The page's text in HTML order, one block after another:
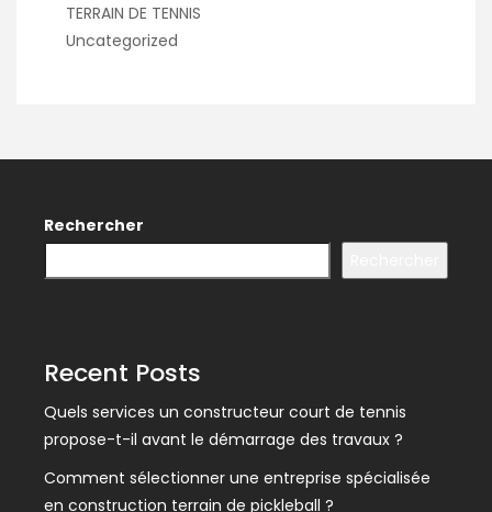
TERRAIN DE TENNIS
Uncategorized
Rechercher
Recent Posts
Quels services un constructeur court de tennis
propose-t-il avant le démarrage des travaux ?
Comment sélectionner une entreprise spécialisée
en construction terrain de pickleball ?